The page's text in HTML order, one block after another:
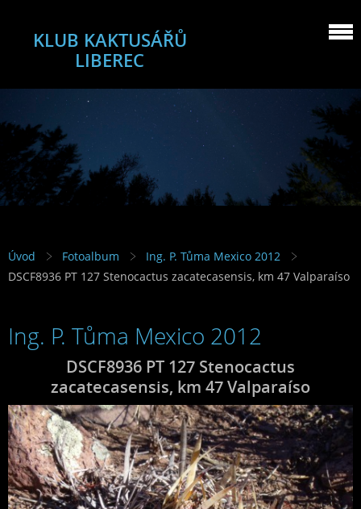
KLUB KAKTUSÁŘŮ
LIBEREC
Úvod Fotoalbum
Ing. P. Tůma Mexico 2012
DSCF8936 PT 127 Stenocactus zacatecasensis, km 47 Valparaíso
Ing. P. Tůma Mexico 2012
DSCF8936 PT 127 Stenocactus
zacatecasensis, km 47 Valparaíso